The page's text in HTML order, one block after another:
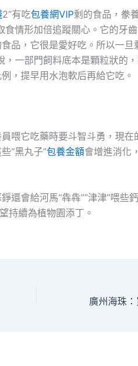
2”有吃包養網VIP剩的食品，豢
食情形加倍追蹤關心。它的牙
品，它很是愛好吃。所以一旦
，一部門飼料底本是顆粒狀的
，提早用水泡軟后再給它吃。
喂它吃藥時要斗智斗勇，現在
“黑丸子”包養金額會增進消化
還會給河馬“犇犇”“津津”喂些
持續為植物園添丁。